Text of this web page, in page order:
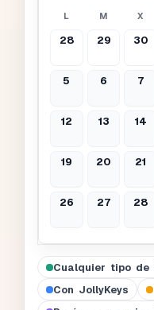
L M X
28 29 30
5 6 7
12 13 14
19 20 21
26 27 28
Cualquier tipo de
Con JollyKeys